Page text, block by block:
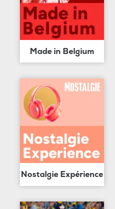
Made in Belgium
Nostalgie Expérience